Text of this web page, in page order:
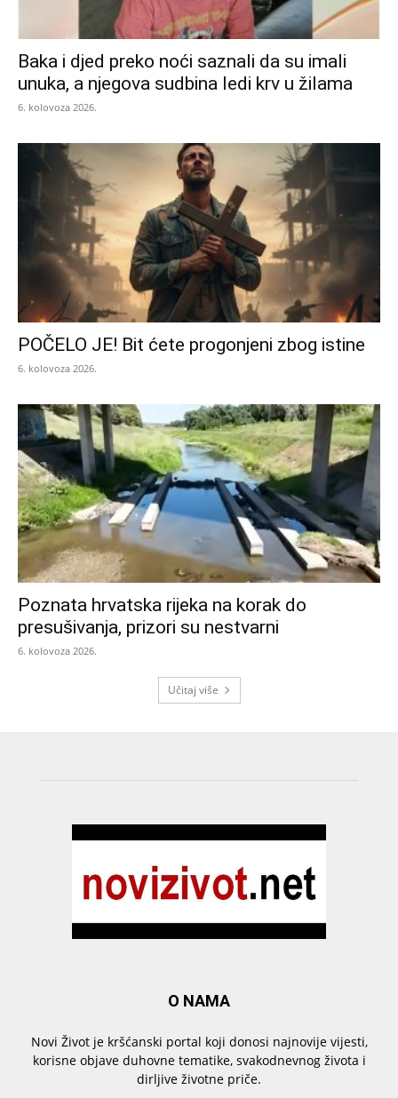
Baka i djed preko noći saznali da su imali
unuka, a njegova sudbina ledi krv u žilama
6. kolovoza 2026.
POČELO JE! Bit ćete progonjeni zbog istine
6. kolovoza 2026.
Poznata hrvatska rijeka na korak do
presušivanja, prizori su nestvarni
6. kolovoza 2026.
Učitaj više
O NAMA
Novi Život je kršćanski portal koji donosi najnovije vijesti,
korisne objave duhovne tematike, svakodnevnog života i
dirljive životne priče.